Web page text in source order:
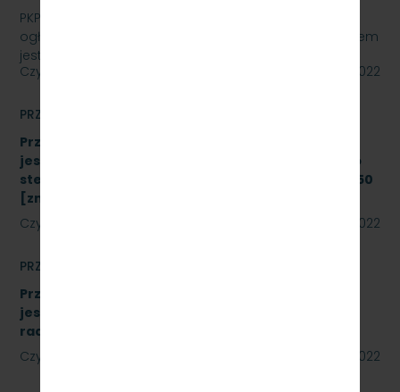
PKP SZYBKA KOLEJ MIEJSKA W TRÓJMIEŚCIE Sp. z o.o.
ogłasza przetarg nieograniczony, którego przedmiotem
jest „sukcesywna dostawa do siedziby odbiorcy…
Czytaj dalej
22 lipca 2022
PRZETARGI
Przetarg nieograniczony, którego przedmiotem
jest modernizacja i rozbudowa systemu zdalnego
sterowania radiołącznością na linii kolejowej nr 250
[znak: SKMMU.086.43.22]
Czytaj dalej
19 lipca 2022
PRZETARGI
Przetarg nieograniczony, którego przedmiotem
jest wykonanie modernizacji istniejących
radiotelefonów [znak: SKMMU.086.41.22]
Czytaj dalej
18 lipca 2022